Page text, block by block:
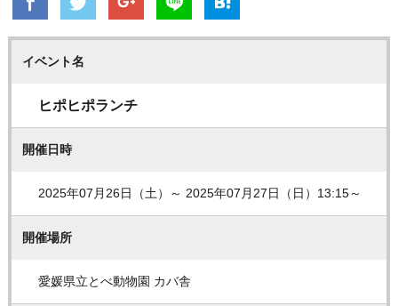
イベント名
ヒポヒポランチ
開催日時
2025年07月26日（土）～ 2025年07月27日（日）13:15～
開催場所
愛媛県立とべ動物園 カバ舎